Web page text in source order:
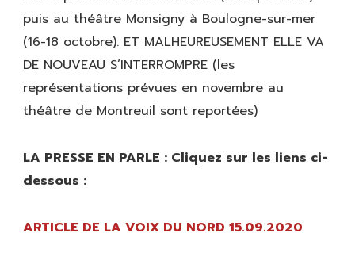
puis au théâtre Monsigny à Boulogne-sur-mer
(16-18 octobre). ET MALHEUREUSEMENT ELLE VA
DE NOUVEAU S’INTERROMPRE (les
représentations prévues en novembre au
théâtre de Montreuil sont reportées)
LA PRESSE EN PARLE : Cliquez sur les liens ci-
dessous :
ARTICLE DE LA VOIX DU NORD 15.09.2020